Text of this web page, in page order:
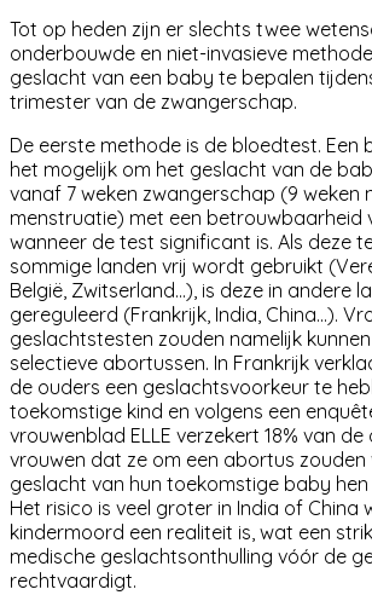
Tot op heden zijn er slechts twee
onderbouwde en niet-invasieve
geslacht van een baby te bepalen
trimester van de zwangerschap.
De eerste methode is de bloedtest. Een
het mogelijk om het geslacht van de
vanaf 7 weken zwangerschap (9 weken
menstruatie) met een betrouwbaarheid
wanneer de test significant is. Als deze
sommige landen vrij wordt gebruikt
België, Zwitserland...), is deze in andere
gereguleerd (Frankrijk, India, China...).
geslachtstesten zouden namelijk
selectieve abortussen. In Frankrijk
de ouders een geslachtsvoorkeur te
toekomstige kind en volgens een
vrouwenblad ELLE verzekert 18% van
vrouwen dat ze om een abortus zouden
geslacht van hun toekomstige baby hen
Het risico is veel groter in India of China
kindermoord een realiteit is, wat een
medische geslachtsonthulling vóór de
rechtvaardigt.